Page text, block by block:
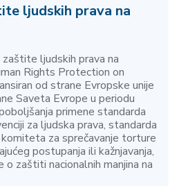
ljudskih prava na
zaštite ljudskih prava na
Rights Protection on
od strane Evropske unije
Saveta Evrope u periodu
primene standarda
za ljudska prava, standarda
za sprečavanje torture
postupanja ili kažnjavanja,
o zaštiti nacionalnih manjina na